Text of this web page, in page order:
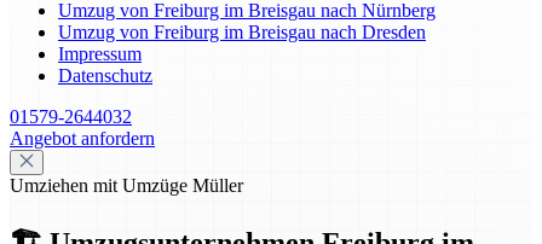
Umzug von Freiburg im Breisgau nach Nürnberg
Umzug von Freiburg im Breisgau nach Dresden
Impressum
Datenschutz
01579-2644032
Angebot anfordern
Umziehen mit Umzüge Müller